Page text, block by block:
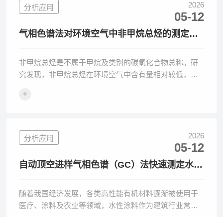
分析应用 2026
05-12
气相色谱法对环境空气中非甲烷总烃的测定研
非甲烷总烃是不属于甲烷及类别的碳氢化合物总称。研
究发现，非甲烷总烃在环境空气中含有量相对较低，不
展造成大量废
+
分析应用 2026
05-12
自动顶空进样气相色谱（GC）法快速测定水性
随着我国经济发展，各类高性能有机材料逐渐被使用于
医疗、涂料及农业等领域，水性涂料作为建筑行业常用